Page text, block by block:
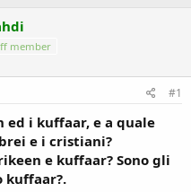
member
#1
ed i kuffaar, e a quale
e i cristiani?
e kuffaar? Sono gli
kuffaar?.